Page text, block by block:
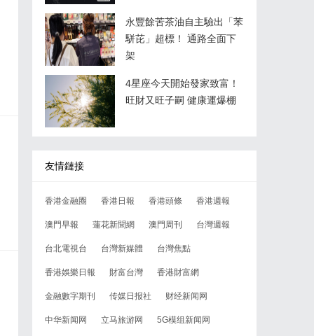
永豐餘苦茶油自主驗出「苯
駢芘」超標！ 通路全面下
架
4星座今天開始發家致富！
旺財又旺子嗣 健康運爆棚
友情鏈接
香港金融圈 香港日報 香港頭條 香港週報
澳門早報 蓮花新聞網 澳門周刊 台灣週報
台北電視台 台灣新媒體 台灣焦點
香港娛樂日報 財富台灣 香港財富網
金融數字期刊 传媒日报社 财经新闻网
中华新闻网 立马旅游网 5G模组新闻网